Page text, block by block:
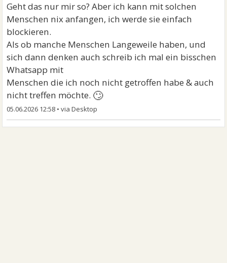
Geht das nur mir so? Aber ich kann mit solchen
Menschen nix anfangen, ich werde sie einfach
blockieren.
Als ob manche Menschen Langeweile haben, und
sich dann denken auch schreib ich mal ein bisschen
Whatsapp mit
Menschen die ich noch nicht getroffen habe & auch
nicht treffen möchte. 🙄
05.06.2026 12:58 •